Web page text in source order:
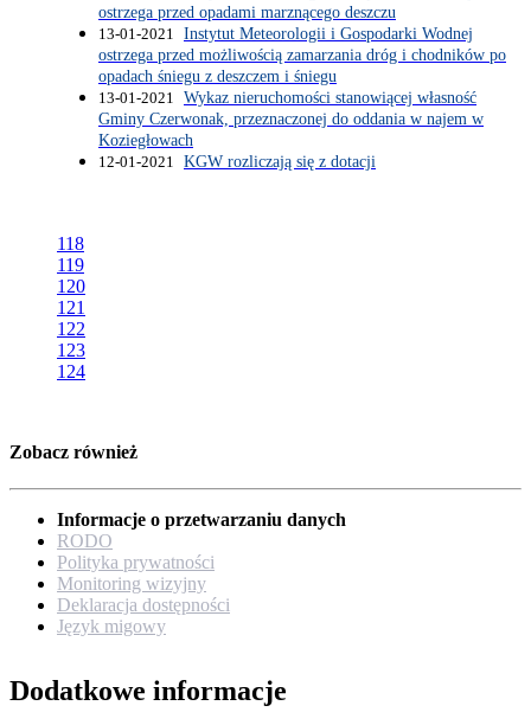
ostrzega przed opadami marznącego deszczu
13-01-2021 Instytut Meteorologii i Gospodarki Wodnej
ostrzega przed możliwością zamarzania dróg i chodników po
opadach śniegu z deszczem i śniegu
13-01-2021 Wykaz nieruchomości stanowiącej własność
Gminy Czerwonak, przeznaczonej do oddania w najem w
Koziegłowach
12-01-2021 KGW rozliczają się z dotacji
118
119
120
121
122
123
124
Zobacz również
Informacje o przetwarzaniu danych
RODO
Polityka prywatności
Monitoring wizyjny
Deklaracja dostępności
Język migowy
Dodatkowe informacje